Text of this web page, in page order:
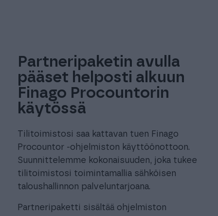
Partneripaketin avulla
pääset helposti alkuun
Finago Procountorin
käytössä
Tilitoimistosi saa kattavan tuen Finago
Procountor -ohjelmiston käyttöönottoon.
Suunnittelemme kokonaisuuden, joka tukee
tilitoimistosi toimintamallia sähköisen
taloushallinnon palveluntarjoana.
Partneripaketti sisältää ohjelmiston